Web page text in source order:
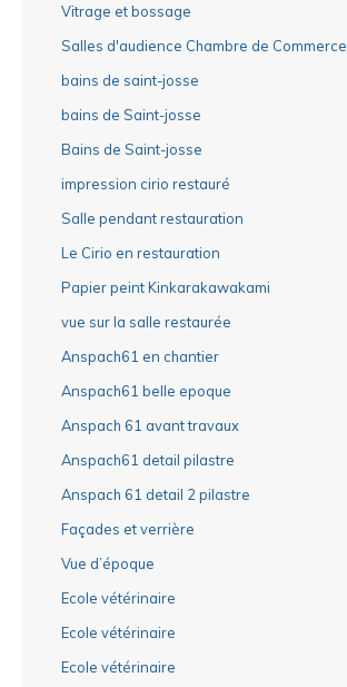
Vitrage et bossage
Salles d'audience Chambre de Commerce
bains de saint-josse
bains de Saint-josse
Bains de Saint-josse
impression cirio restauré
Salle pendant restauration
Le Cirio en restauration
Papier peint Kinkarakawakami
vue sur la salle restaurée
Anspach61 en chantier
Anspach61 belle epoque
Anspach 61 avant travaux
Anspach61 detail pilastre
Anspach 61 detail 2 pilastre
Façades et verrière
Vue d’époque
Ecole vétérinaire
Ecole vétérinaire
Ecole vétérinaire